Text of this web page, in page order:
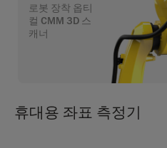
로봇 장착 옵티
컬 CMM 3D 스
캐너
휴대용 좌표 측정기